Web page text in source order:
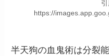
https://
半天狗の血鬼術は分裂